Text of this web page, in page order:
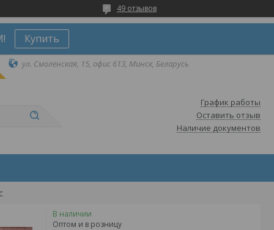
49 отзывов
Купить
ул. Смоленская, 15, офис 613, Минск, Беларусь
График работы
Оставить отзыв
Наличие документов
В наличии
Оптом и в розницу